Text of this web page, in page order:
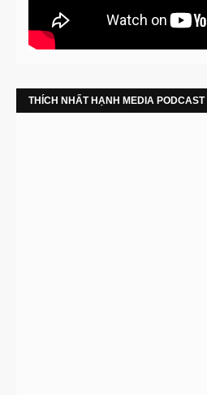
THÍCH NHẤT HẠNH MEDIA PODCAST